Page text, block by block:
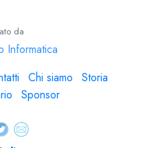
da
Chi siamo
Storia
Sponsor